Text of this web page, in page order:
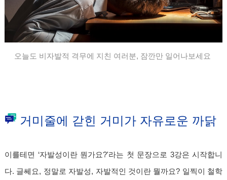
오늘도 비자발적 격무에 지친 여러분, 잠깐만 일어나보세요
거미줄에 갇힌 거미가 자유로운 까닭
이를테면 ‘자발성이란 뭔가요?'라는 첫 문장으로 3강은 시작합니
다. 글쎄요, 정말로 자발성, 자발적인 것이란 뭘까요? 일찍이 철학